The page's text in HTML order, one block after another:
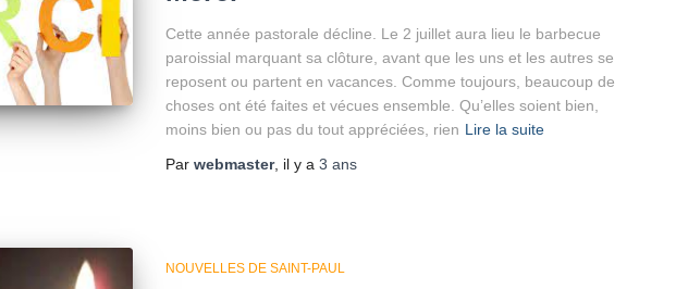
Cette année pastorale décline. Le 2 juillet aura lieu le barbecue
paroissial marquant sa clôture, avant que les uns et les autres se
reposent ou partent en vacances. Comme toujours, beaucoup de
choses ont été faites et vécues ensemble. Qu’elles soient bien,
moins bien ou pas du tout appréciées, rien Lire la suite
Par webmaster, il y a 3 ans
NOUVELLES DE SAINT-PAUL